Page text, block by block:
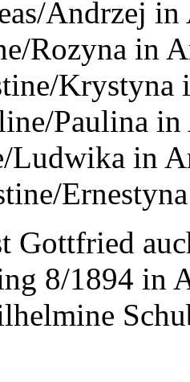
Andrzej
Rozyna in
Paulina
Ludwika in
Gottfried
8/1894 in